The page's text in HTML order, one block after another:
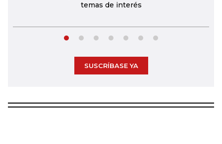
temas de interés
SUSCRÍBASE YA